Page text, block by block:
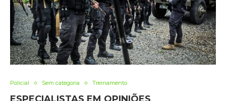
Policial Sem categoria Treinamento